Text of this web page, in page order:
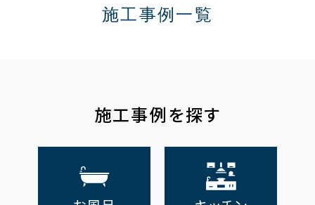
施工事例一覧
施工事例を探す